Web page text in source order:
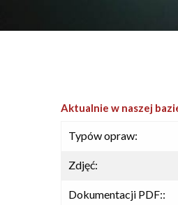
Aktualnie w naszej
Typów opraw:
Zdjęć:
Dokumentacji PDF::